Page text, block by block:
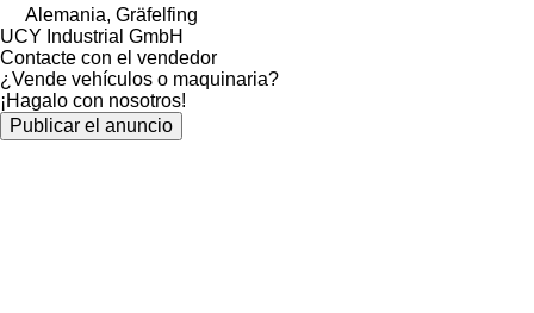
Alemania, Gräfelfing
UCY Industrial GmbH
Contacte con el vendedor
¿Vende vehículos o maquinaria?
¡Hagalo con nosotros!
Publicar el anuncio